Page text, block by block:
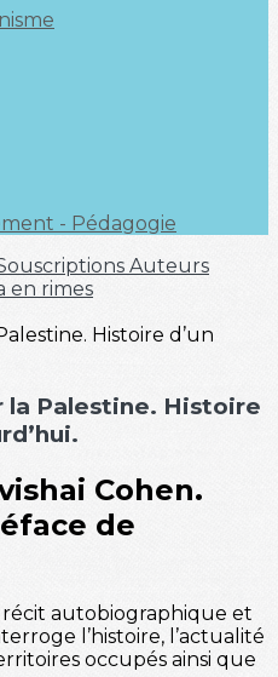
- Pédagogie
Auteurs
en rimes
la Palestine. Histoire
Cohen.
de
récit autobiographique et
l’histoire, l’actualité
occupés ainsi que